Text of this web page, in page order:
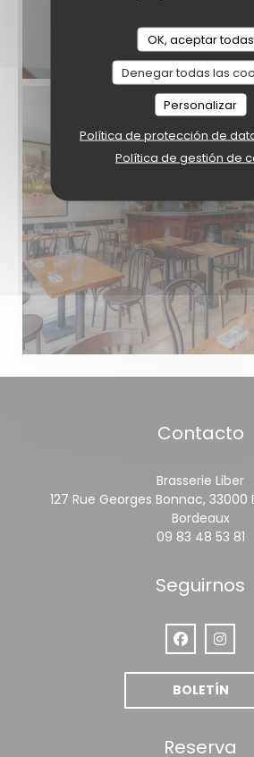
OK, aceptar todas
Denegar todas las
Personalizar
Política de protección de
Política de gestión de
Contacto
Brasserie Liber
127 Rue Georges Bonnac,
Bordeaux
09 83 48 53 81
Seguirnos
Facebook
BOLETÍN
Reserva